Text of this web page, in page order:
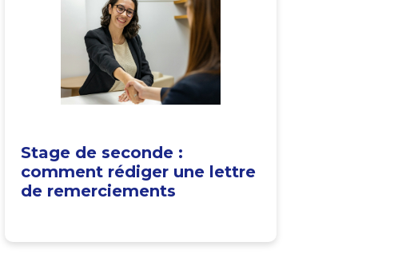
Stage de seconde :
comment rédiger une lettre
de remerciements